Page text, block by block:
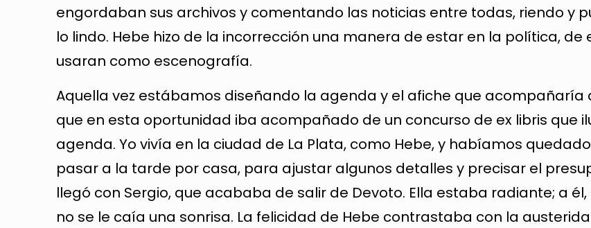
engordaban sus archivos y comentando las noticias entre todas, riendo y
lo lindo. Hebe hizo de la incorrección una manera de estar en la política, de
usaran como escenografía.
Aquella vez estábamos diseñando la agenda y el afiche que acompañaría
que en esta oportunidad iba acompañado de un concurso de ex libris que
agenda. Yo vivía en la ciudad de La Plata, como Hebe, y habíamos
pasar a la tarde por casa, para ajustar algunos detalles y precisar el
llegó con Sergio, que acababa de salir de Devoto. Ella estaba radiante; a
no se le caía una sonrisa. La felicidad de Hebe contrastaba con la